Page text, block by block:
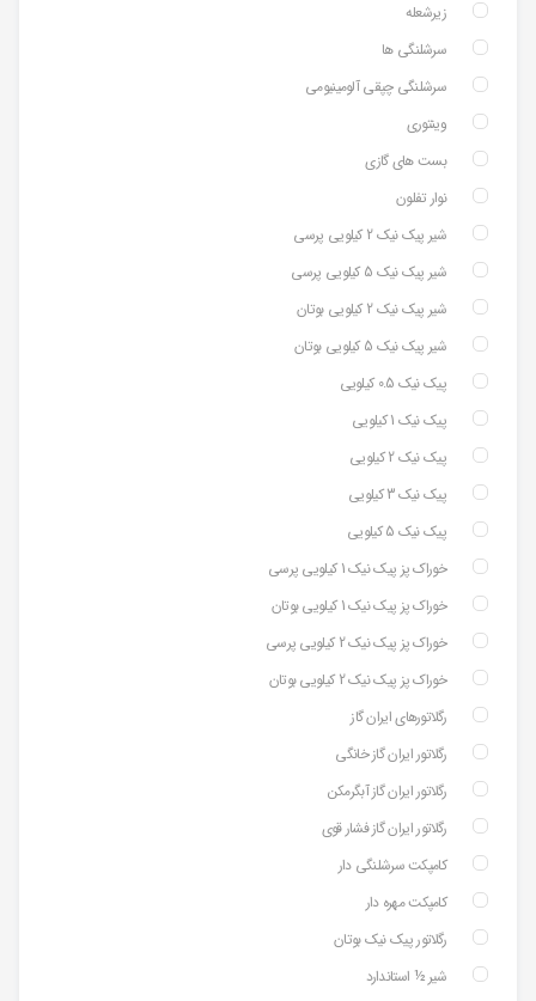
زیرشعله
سرشلنگی ها
سرشلنگی چپقی آلومینیومی
وینتوری
بست های گازی
نوار تفلون
شیر پیک نیک 2 کیلویی پرسی
شیر پیک نیک 5 کیلویی پرسی
شیر پیک نیک 2 کیلویی بوتان
شیر پیک نیک 5 کیلویی بوتان
پیک نیک 0.5 کیلویی
پیک نیک 1 کیلویی
پیک نیک 2 کیلویی
پیک نیک 3 کیلویی
پیک نیک 5 کیلویی
خوراک پز پیک نیک 1 کیلویی پرسی
خوراک پز پیک نیک 1 کیلویی بوتان
خوراک پز پیک نیک 2 کیلویی پرسی
خوراک پز پیک نیک 2 کیلویی بوتان
رگلاتورهای ایران گاز
رگلاتور ایران گاز خانگی
رگلاتور ایران گاز آبگرمکن
رگلاتور ایران گاز فشار قوی
کامپکت سرشلنگی دار
کامپکت مهره دار
رگلاتور پیک نیک بوتان
شیر ½ استاندارد